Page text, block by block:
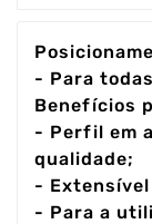
- Para
Benefícios
- Perfil em
qualidade;
-
- Para a